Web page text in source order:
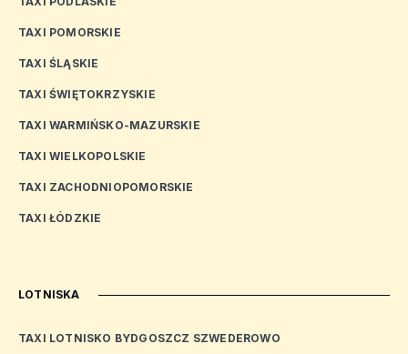
TAXI POMORSKIE
TAXI ŚLĄSKIE
TAXI ŚWIĘTOKRZYSKIE
TAXI WARMIŃSKO-MAZURSKIE
TAXI WIELKOPOLSKIE
TAXI ZACHODNIOPOMORSKIE
TAXI ŁÓDZKIE
LOTNISKA
TAXI LOTNISKO BYDGOSZCZ SZWEDEROWO